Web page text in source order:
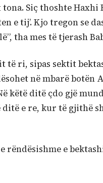
Siç thoshte Haxhi
e tij’. Kjo tregon se
tha mes të tjerash
ri, sipas sektit
në mbarë botën
këtë ditë çdo gjë
e re, kur të gjithë
rëndësishme e